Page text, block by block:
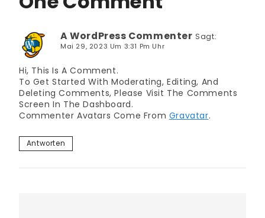
A WordPress Commenter Sagt:
Mai 29, 2023 Um 3:31 Pm Uhr
Hi, This Is A Comment.
To Get Started With Moderating, Editing, And
Deleting Comments, Please Visit The Comments
Screen In The Dashboard.
Commenter Avatars Come From Gravatar.
Antworten